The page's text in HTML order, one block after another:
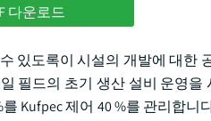
다운로드
있도록이 시설의 개발에 대한
필드의 초기 생산 설비 운영을
를 Kufpec 제어 40 %를 관리합니